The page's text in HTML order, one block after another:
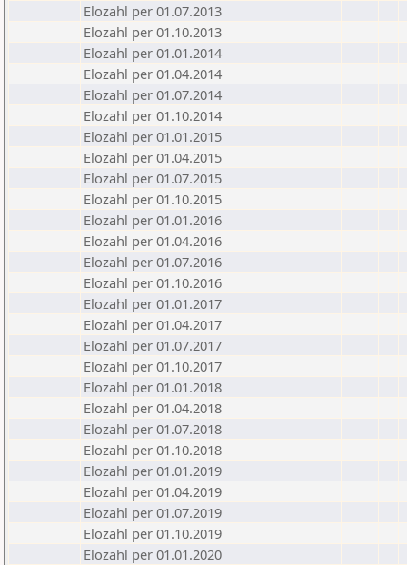
Elozahl per 01.07.2013
Elozahl per 01.10.2013
Elozahl per 01.01.2014
Elozahl per 01.04.2014
Elozahl per 01.07.2014
Elozahl per 01.10.2014
Elozahl per 01.01.2015
Elozahl per 01.04.2015
Elozahl per 01.07.2015
Elozahl per 01.10.2015
Elozahl per 01.01.2016
Elozahl per 01.04.2016
Elozahl per 01.07.2016
Elozahl per 01.10.2016
Elozahl per 01.01.2017
Elozahl per 01.04.2017
Elozahl per 01.07.2017
Elozahl per 01.10.2017
Elozahl per 01.01.2018
Elozahl per 01.04.2018
Elozahl per 01.07.2018
Elozahl per 01.10.2018
Elozahl per 01.01.2019
Elozahl per 01.04.2019
Elozahl per 01.07.2019
Elozahl per 01.10.2019
Elozahl per 01.01.2020